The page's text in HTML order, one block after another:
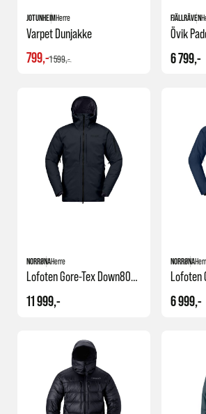
JOTUNHEIMHerre
Varpet Dunjakke
1 599,-
799,-
FJÄLLRÄVEN
Övik
6 799,-
NORRØNAHerre
Lofoten Gore-Tex Down800 Jacket M's
11 999,-
NORRØNA
6 999,-